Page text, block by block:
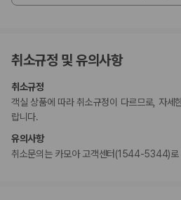
간이/추가 침대 이용 불가
기타 선택사항
뷔페아침 식사 요금: 성인 KRW
액)
위 목록에 명시되지 않은 다른 항목이 있을
금액일 수 있으며 변경될 수 있습니다.
현장 결제 유형 및 수단
취소규정 및 유의사항
취소규정
객실 상품에 따라 취소규정이 다르므로, 자세
랍니다.
유의사항
취소문의는 카모아 고객센터(1544-5344)로